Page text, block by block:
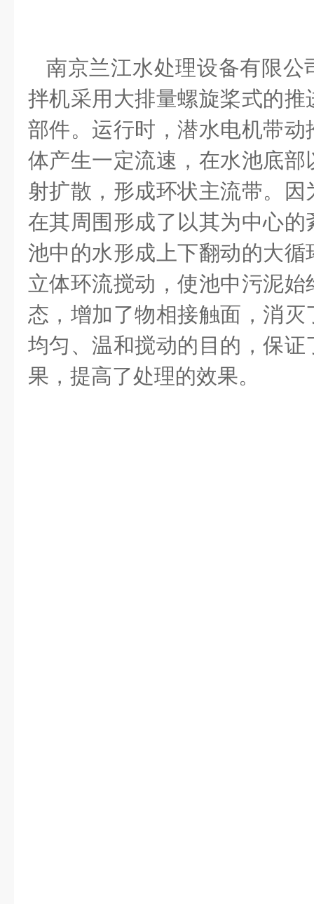
南京兰江水处理设备有限公
拌机采用大排量螺旋桨式的
部件。运行时，潜水电机带
体产生一定流速，在水池底
射扩散，形成环状主流带。
在其周围形成了以其为中心
池中的水形成上下翻动的大
立体环流搅动，使池中污泥
态，增加了物相接触面，消
均匀、温和搅动的目的，保
果，提高了处理的效果。